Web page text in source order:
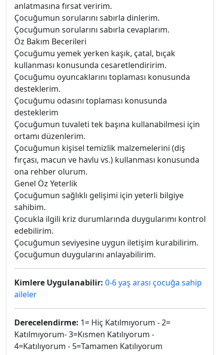
anlatmasına fırsat veririm.
Çocuğumun sorularını sabırla dinlerim.
Çocuğumun sorularını sabırla cevaplarım.
Öz Bakım Becerileri
Çocuğumu yemek yerken kaşık, çatal, bıçak
kullanması konusunda cesaretlendiririm.
Çocuğumu oyuncaklarını toplaması konusunda
desteklerim.
Çocuğumu odasını toplaması konusunda
desteklerim
Çocuğumun tuvaleti tek başına kullanabilmesi için
ortamı düzenlerim.
Çocuğumun kişisel temizlik malzemelerini (diş
fırçası, macun ve havlu vs.) kullanması konusunda
ona rehber olurum.
Genel Öz Yeterlik
Çocuğumun sağlıklı gelişimi için yeterli bilgiye
sahibim.
Çocukla ilgili kriz durumlarında duygularımı kontrol
edebilirim.
Çocuğumun seviyesine uygun iletişim kurabilirim.
Çocuğumun duygularını anlayabilirim.
Kimlere Uygulanabilir: 0-6 yaş arası çocuğa sahip
aileler
Derecelendirme: 1= Hiç Katılmıyorum - 2=
Katılmıyorum- 3=Kısmen Katılıyorum -
4=Katılıyorum - 5=Tamamen Katılıyorum